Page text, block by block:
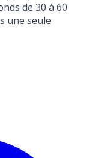
de 30 à 60
une seule